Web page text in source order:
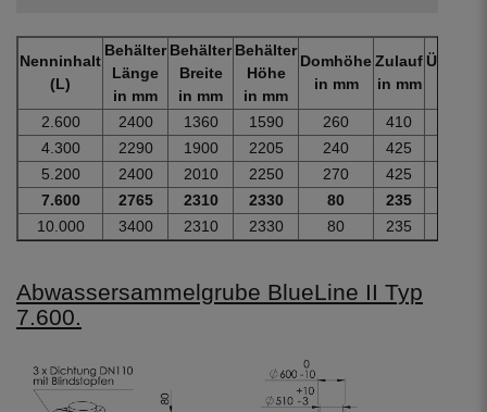
Nenninhalt
(L)
Behälter
Länge
in mm
Behälter
Breite
in mm
Behälter
Höhe
in mm
Domhöhe
in mm
Zulauf
in mm
2.600 2400 1360 1590 260 410
4.300
2290 1900 2205 240 425
5.200
2400 2010 2250 270 425
7.600
2765 2310 2330 80 235
10.000
3400 2310 2330 80 235
Abwassersammelgrube BlueLine II Typ
7.600.